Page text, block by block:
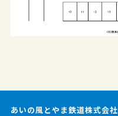
あいの風とやま鉄道株式会社